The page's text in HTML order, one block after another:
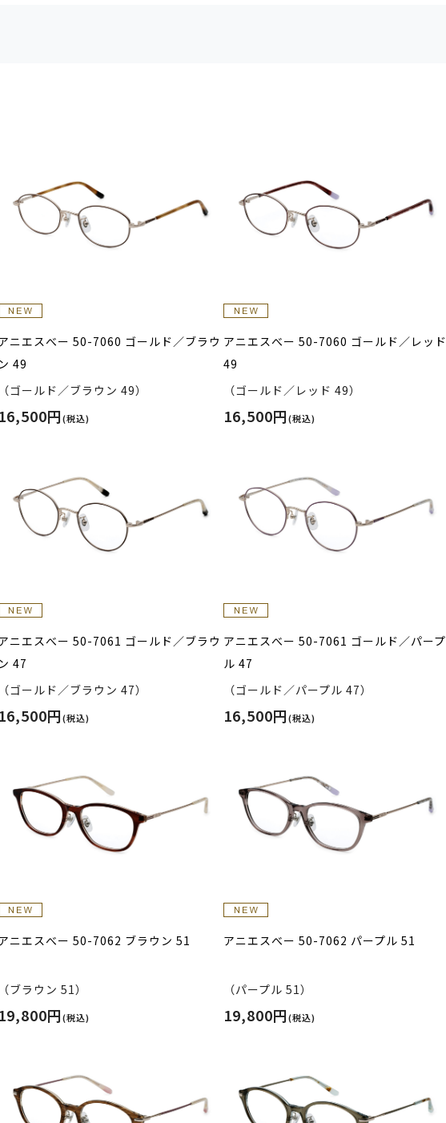
ニエスべー 50-7060 ゴールド／ブラウ
ン 49
（ゴールド／ブラウン 49）
16,500円(税込)
アニエスべー 50-7060 ゴールド／レッド
49
（ゴールド／レッド 49）
16,500円(税込)
ニエスべー 50-7061 ゴールド／ブラウ
ン 47
（ゴールド／ブラウン 47）
16,500円(税込)
アニエスべー 50-7061 ゴールド／パープ
ル 47
（ゴールド／パープル 47）
16,500円(税込)
ニエスべー 50-7062 ブラウン 51
（ブラウン 51）
19,800円(税込)
アニエスべー 50-7062 パープル 51
（パープル 51）
19,800円(税込)